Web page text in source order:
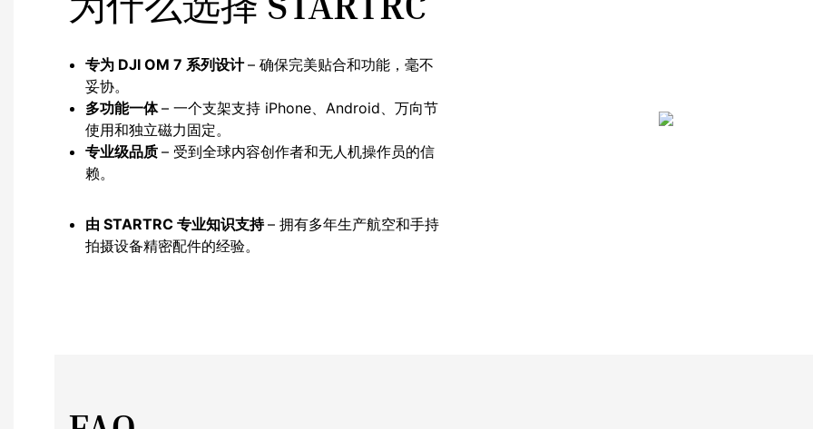
专为 DJI OM 7 系列设计– 确保完美贴合和功能，毫不
妥协。
多功能一体– 一个支架支持 iPhone、Android、万向节
使用和独立磁力固定。
专业级品质– 受到全球内容创作者和无人机操作员的信
赖。
由 STARTRC 专业知识支持– 拥有多年生产航空和手持
拍摄设备精密配件的经验。